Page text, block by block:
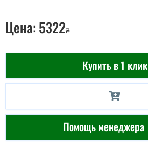
Цена: 5322₴
Купить в 1 клик
Помощь менеджера